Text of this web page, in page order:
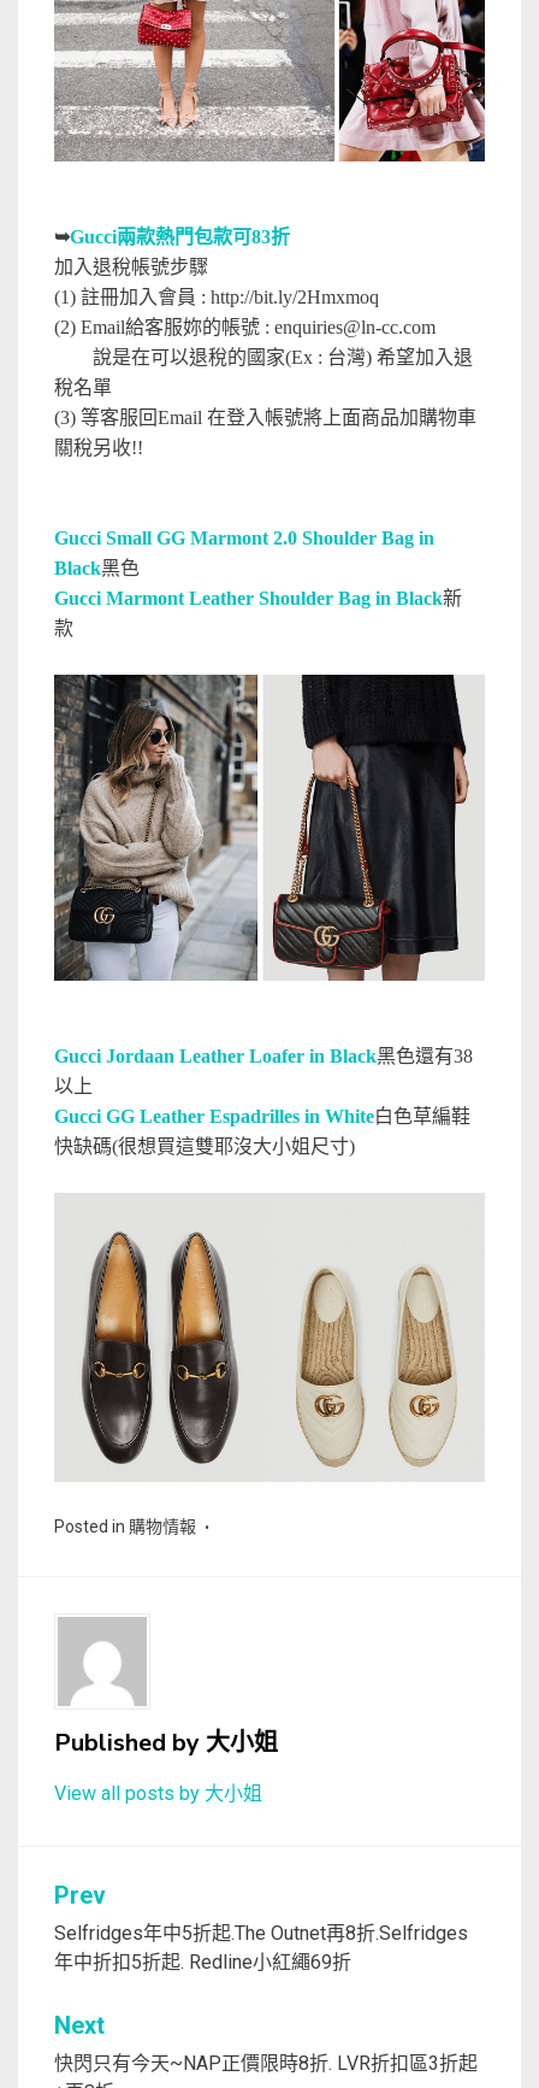
➥Gucci兩款熱門包款可83折
加入退稅帳號步驟
(1) 註冊加入會員 : http://bit.ly/2Hmxmoq
(2) Email給客服妳的帳號 : enquiries@ln-cc.com
說是在可以退稅的國家(Ex : 台灣) 希望加入退
稅名單
(3) 等客服回Email 在登入帳號將上面商品加購物車
關稅另收!!
Gucci Small GG Marmont 2.0 Shoulder Bag in
Black黑色
Gucci Marmont Leather Shoulder Bag in Black新
款
Gucci Jordaan Leather Loafer in Black黑色還有38
以上
Gucci GG Leather Espadrilles in White白色草編鞋
快缺碼(很想買這雙耶沒大小姐尺寸)
Posted in 購物情報
Published by大小姐
View all posts by 大小姐
文
章
導
覽
Prev
Selfridges年中5折起.The Outnet再8折.Selfridges
年中折扣5折起. Redline小紅繩69折
Next
快閃只有今天~NAP正價限時8折. LVR折扣區3折起